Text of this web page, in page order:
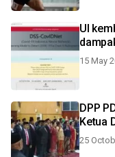
UI
15 May
DPP
Ketua
25